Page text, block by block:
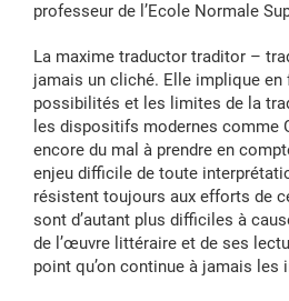
professeur de l’Ecole Normale
La maxime traductor traditor –
jamais un cliché. Elle implique
possibilités et les limites de la
les dispositifs modernes comme
encore du mal à prendre en
enjeu difficile de toute
résistent toujours aux efforts de
sont d’autant plus difficiles à
de l’œuvre littéraire et de ses
point qu’on continue à jamais les